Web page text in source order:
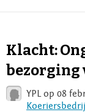
Voor
Login
Klacht:
bezorging
YPL op 08